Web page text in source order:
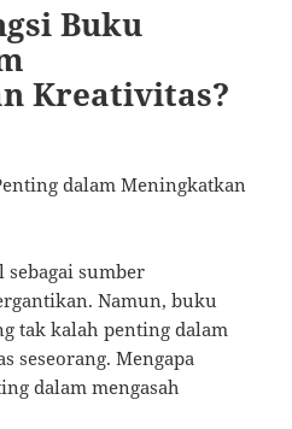
Buku
Kreativitas?
dalam Meningkatkan
sumber
Namun, buku
tak kalah penting dalam
seseorang. Mengapa
dalam mengasah